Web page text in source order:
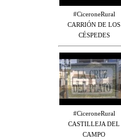
#CiceroneRural
CARRIÓN DE LOS
CÉSPEDES
#CiceroneRural
CASTILLEJA DEL
CAMPO